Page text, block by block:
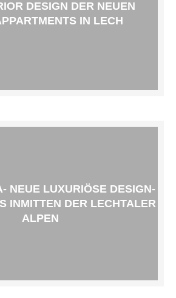
DESIGN DER NEUEN
IN LECH
NEUE LUXURIÖSE DESIGN-
INMITTEN DER LECHTALER
ALPEN